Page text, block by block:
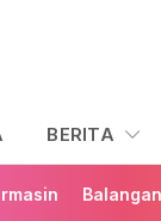
BERITA
Balangan